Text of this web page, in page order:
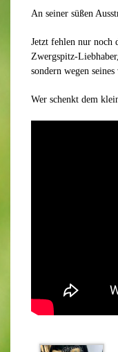
An seiner süßen
Jetzt fehlen nur noch
Zwergspitz-
sondern wegen
Wer schenkt dem